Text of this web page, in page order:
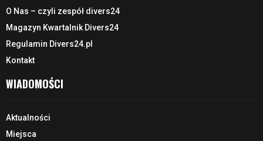
O Nas – czyli zespół divers24
Magazyn Kwartalnik Divers24
Regulamin Divers24.pl
Kontakt
WIADOMOŚCI
Aktualności
Miejsca